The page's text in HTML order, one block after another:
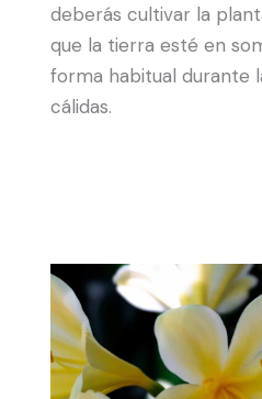
deberás cultivar la
que la tierra esté en
forma habitual durante
cálidas.